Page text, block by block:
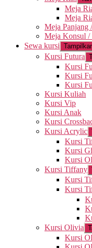
Meja
Meja
Meja Panjang
Meja Konsul /
Sewa kursi
Kursi Futura
Kursi
Kursi
Kursi
Kursi Kuliah
Kursi Vip
Kursi Anak
Kursi
Kursi Acrylic
Kursi
Kursi
Kursi
Kursi Tiffany
Kursi
Kursi
Kursi Olivia
Kursi